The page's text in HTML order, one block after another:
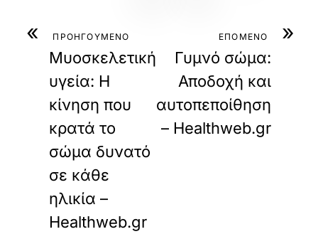
« ΠΡΟΗΓΟΥΜΕΝΟ
Μυοσκελετική
υγεία: Η
κίνηση που
κρατά το
σώμα δυνατό
σε κάθε
ηλικία –
Healthweb.gr
»
ΕΠΟΜΕΝΟ
Γυμνό σώμα:
Αποδοχή και
αυτοπεποίθηση
– Healthweb.gr